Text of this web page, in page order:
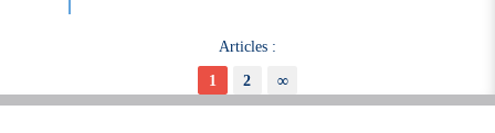
Articles :
1
2 ∞